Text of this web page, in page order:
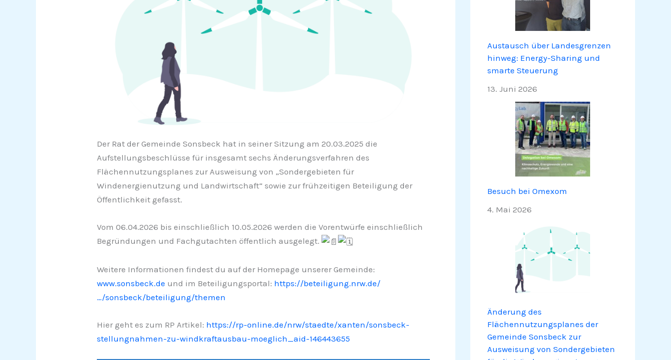
Der Rat der Gemeinde Sonsbeck hat in seiner Sitzung am 20.03.2025 die
Aufstellungsbeschlüsse für insgesamt sechs Änderungsverfahren des
Flächennutzungsplanes zur Ausweisung von „Sondergebieten für
Windenergienutzung und Landwirtschaft“ sowie zur frühzeitigen Beteiligung der
Öffentlichkeit gefasst.
Vom 06.04.2026 bis einschließlich 10.05.2026 werden die Vorentwürfe einschließlich
Begründungen und Fachgutachten öffentlich ausgelegt.
Weitere Informationen findest du auf der Homepage unserer Gemeinde:
www.sonsbeck.de und im Beteiligungsportal: https://beteiligung.nrw.de/
…/sonsbeck/beteiligung/themen
Hier geht es zum RP Artikel: https://rp-online.de/nrw/staedte/xanten/sonsbeck-
stellungnahmen-zu-windkraftausbau-moeglich_aid-146443655
Austausch über Landesgrenzen
hinweg: Energy-Sharing und
smarte Steuerung
13. Juni 2026
Besuch bei Omexom
4. Mai 2026
Änderung des
Flächennutzungsplanes der
Gemeinde Sonsbeck zur
Ausweisung von Sondergebieten